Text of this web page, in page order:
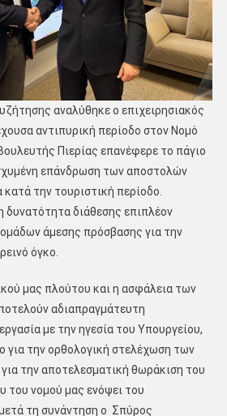
αναλύθηκε ο επιχειρησιακός
αντιπυρική περίοδο στον Νομό
Πιερίας επανέφερε το πάγιο
επάνδρωση των αποστολών
την τουριστική περίοδο.
δυνατότητα διάθεσης επιπλέον
άμεσης πρόσβασης για την
όγκο.
μας πλούτου και η ασφάλεια των
αδιαπραγμάτευτη
με την ηγεσία του Υπουργείου,
για την ορθολογική στελέχωση των
την αποτελεσματική θωράκιση του
του νομού μας ενόψει του
τη συνάντηση ο Σπύρος